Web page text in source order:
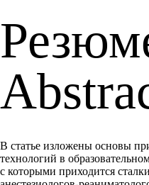
В статье изложены основы
технологий в
с которыми приходится